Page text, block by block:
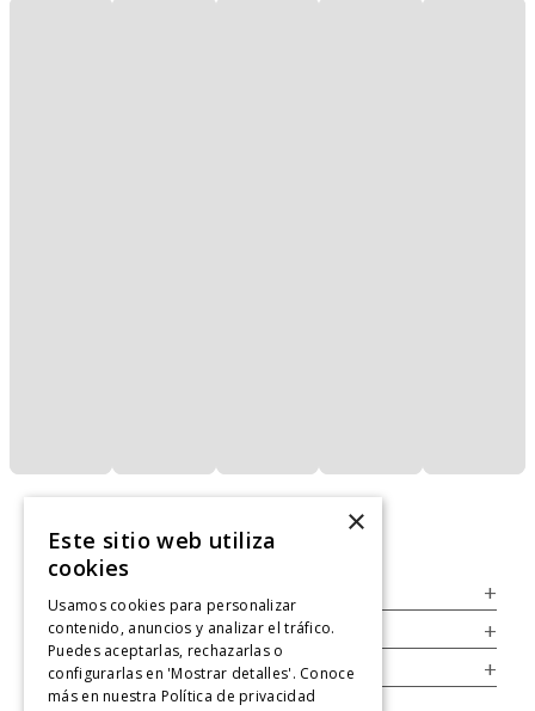
+
Legal +
Cuenta +
×
Este sitio web utiliza
cookies
Usamos cookies para personalizar
contenido, anuncios y analizar el tráfico.
Puedes aceptarlas, rechazarlas o
configurarlas en 'Mostrar detalles'. Conoce
más en nuestra Política de privacidad